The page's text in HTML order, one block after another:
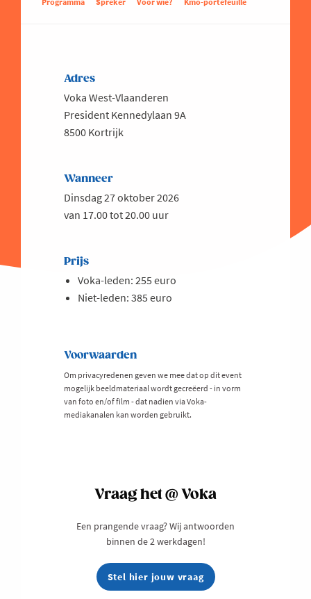
Adres
Voka West-Vlaanderen
President Kennedylaan 9A
8500 Kortrijk
Wanneer
Dinsdag 27 oktober 2026
van 17.00 tot 20.00 uur
Prijs
Voka-leden: 255 euro
Niet-leden: 385 euro
Voorwaarden
Om privacyredenen geven we mee dat op dit event
mogelijk beeldmateriaal wordt gecreëerd - in vorm
van foto en/of film - dat nadien via Voka-
mediakanalen kan worden gebruikt.
Vraag het @ Voka
Een prangende vraag? Wij antwoorden
binnen de 2 werkdagen!
Stel hier jouw vraag